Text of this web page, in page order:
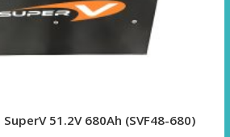
51.2V 680Ah (SVF48-680)